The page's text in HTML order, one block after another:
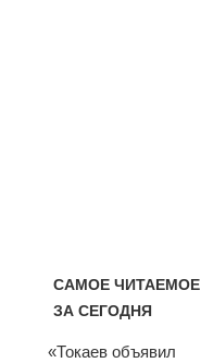
САМОЕ ЧИТАЕМОЕ
ЗА СЕГОДНЯ
«Токаев объявил